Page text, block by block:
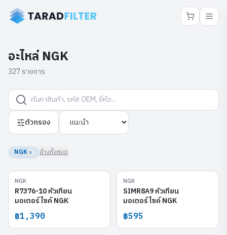
อะไหล่ NGK
327 รายการ
ตัวกรอง
NGK ล้างทั้งหมด
NGK
R7376-10 หัวเทียน
มอเตอร์ไซค์ NGK
฿1,390
NGK
SIMR8A9 หัวเทียน
มอเตอร์ไซค์ NGK
฿595